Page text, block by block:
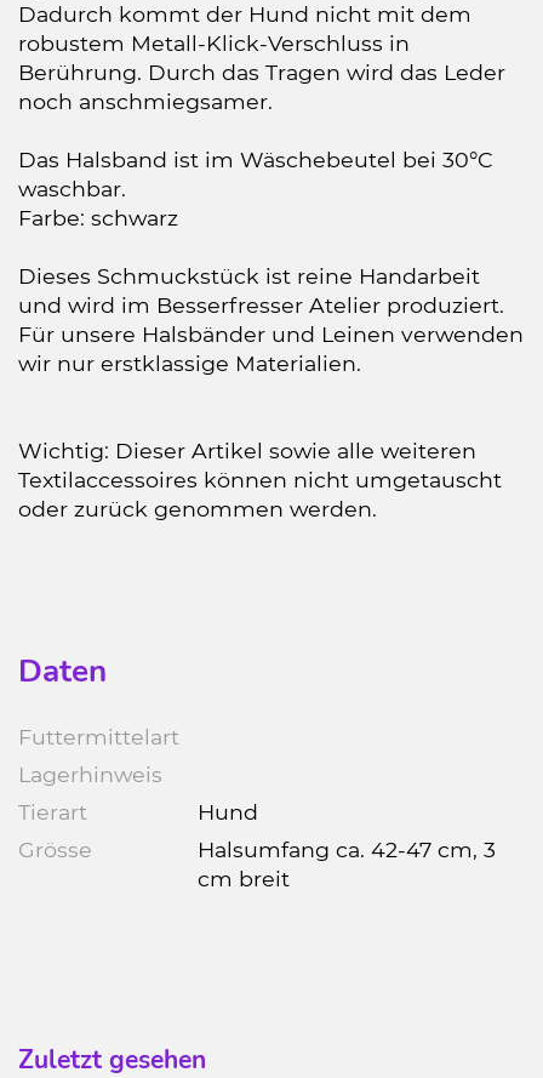
Dadurch kommt der Hund nicht mit dem
robustem Metall-Klick-Verschluss in
Berührung. Durch das Tragen wird das Leder
noch anschmiegsamer.
Das Halsband ist im Wäschebeutel bei 30°C
waschbar.
Farbe: schwarz
Dieses Schmuckstück ist reine Handarbeit
und wird im Besserfresser Atelier produziert.
Für unsere Halsbänder und Leinen verwenden
wir nur erstklassige Materialien.
Wichtig: Dieser Artikel sowie alle weiteren
Textilaccessoires können nicht umgetauscht
oder zurück genommen werden.
Daten
Futtermittelart
Lagerhinweis
Tierart
Hund
Grösse
Halsumfang ca. 42-47 cm, 3
cm breit
Zuletzt gesehen